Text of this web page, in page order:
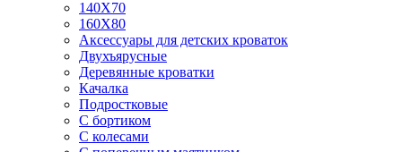
140Х70
160Х80
Аксессуары для детских кроваток
Двухъярусные
Деревянные кроватки
Качалка
Подростковые
С бортиком
С колесами